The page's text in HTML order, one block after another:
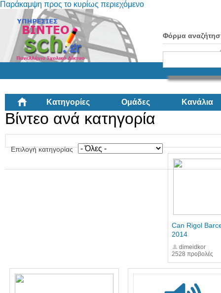
Παράκαμψη προς το κυρίως περιεχόμενο
Φόρμα
Κατηγορίες Ομάδες Κανάλια
Βίντεο ανά κατηγορία
Επιλογή κατηγορίας
2528 προβολές
Can Rigol
2014
dimeidkor